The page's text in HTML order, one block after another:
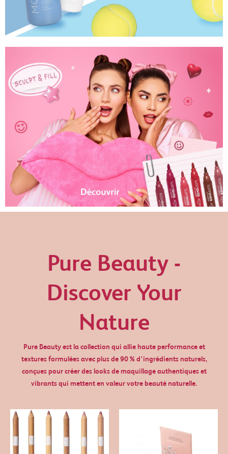
Pure Beauty -
Discover Your
Nature
Pure Beauty est la collection qui allie haute performance et
textures formulées avec plus de 90 % d’ingrédients naturels,
conçues pour créer des looks de maquillage authentiques et
vibrants qui mettent en valeur votre beauté naturelle.